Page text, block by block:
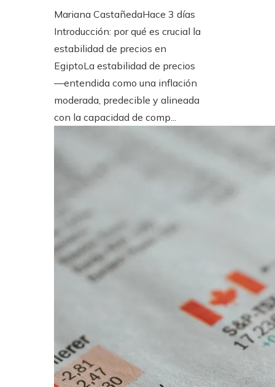
Mariana CastañedaHace 3 días
Introducción: por qué es crucial la
estabilidad de precios en
EgiptoLa estabilidad de precios
—entendida como una inflación
moderada, predecible y alineada
con la capacidad de comp...